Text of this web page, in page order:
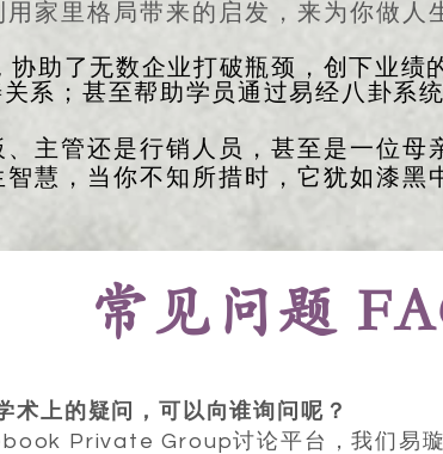
家里格局带来的启发，来为你做人
协助了无数企业打破瓶颈，创下业绩
系；甚至帮助学员通过易经八卦系
主管还是行销人员，甚至是一位母
慧，当你不知所措时，它犹如漆黑
常见问题
术上的疑问，可以向谁询问呢？
Private Group讨论平台，我们易